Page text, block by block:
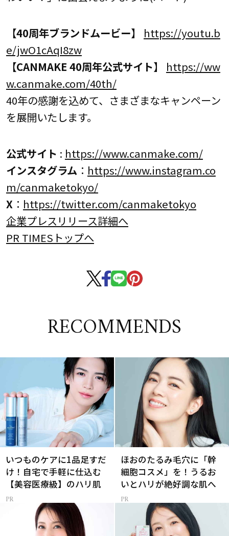
【40周年ブランドムービー】
https://youtu.b
e/jwO1cAqI8zw
【CANMAKE 40周年公式サイト】
https://ww
w.canmake.com/40th/
40年の感謝を込めて、さまざまなキャンペーン
を展開いたします。
公式サイト : https://www.canmake.com/
インスタグラム： https://www.instagram.co
m/canmaketokyo/
X： https://twitter.com/canmaketokyo
企業プレスリリース詳細へ
PR TIMESトップへ
RECOMMENDS
いつものケアに1品足すだ
け！自宅で手軽に仕込む
【美容医療級】のハリ肌
ほおのたるみ毛穴に「幹
細胞コスメ」を！うるお
いとハリが絶好調な肌へ